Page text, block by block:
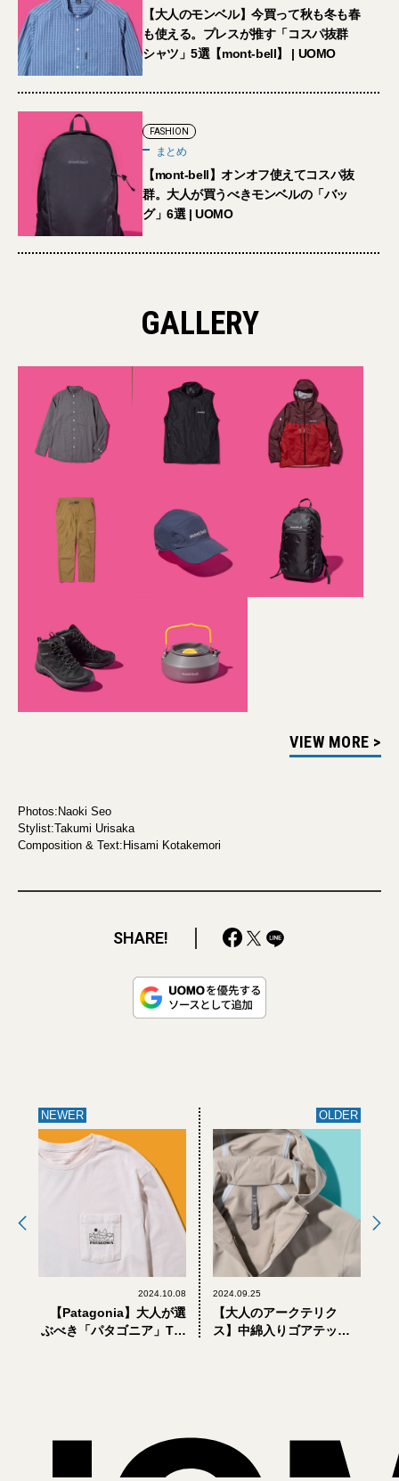
【大人のモンベル】今買って秋も冬も春
も使える。プレスが推す「コスパ抜群
シャツ」5選【mont-bell】 | UOMO
FASHION
まとめ
【mont-bell】オンオフ使えてコスパ抜
群。大人が買うべきモンベルの「バッ
グ」6選 | UOMO
GALLERY
VIEW MORE >
Photos:Naoki Seo
Stylist:Takumi Urisaka
Composition & Text:Hisami Kotakemori
SHARE!
NEWER
2024.10.08
【Patagonia】大人が選
ぶべき「パタゴニア」Tシ
OLDER
2024.09.25
【大人のアークテリク
ス】中綿入りゴアテック